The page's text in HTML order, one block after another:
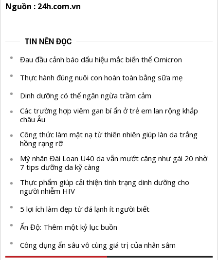
Nguồn : 24h.com.vn
TIN NÊN ĐỌC
Đau đầu cảnh báo dấu hiệu mắc biến thể Omicron
Thực hành đúng nuôi con hoàn toàn bằng sữa mẹ
Dinh dưỡng có thể ngăn ngừa trầm cảm
Các trường hợp viêm gan bí ẩn ở trẻ em lan rộng khắp
châu Âu
Công thức làm mặt nạ từ thiên nhiên giúp làn da trắng
hồng rạng rỡ
Mỹ nhân Đài Loan U40 da vẫn mướt căng như gái 20 nhờ
7 tips dưỡng da kỹ càng
Thực phẩm giúp cải thiện tình trạng dinh dưỡng cho
người nhiễm HIV
5 lợi ích làm đẹp từ đá lạnh ít người biết
Ấn Độ: Thêm một kỷ lục buồn
Công dụng ẩn sâu vô cùng giá trị của nhân sâm